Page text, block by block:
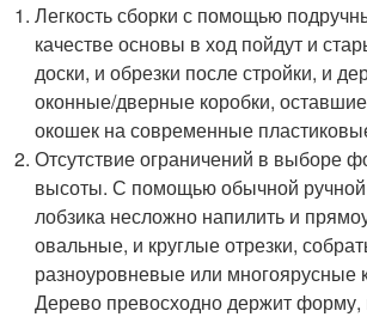
Легкость сборки с помощью
качестве основы в ход пойдут и
доски, и обрезки после стройки, и
оконные/дверные коробки,
окошек на современные
Отсутствие ограничений в выборе
высоты. С помощью обычной
лобзика несложно напилить и
овальные, и круглые отрезки,
разноуровневые или многоярусные
Дерево превосходно держит форму,